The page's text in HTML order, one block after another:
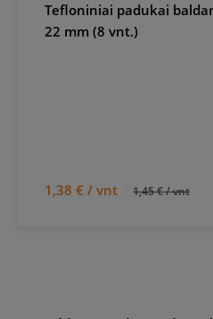
Tefloniniai padukai
22 mm (8 vnt.)
1,38 € / vnt 1,45 € / vnt